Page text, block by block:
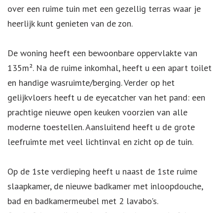
over een ruime tuin met een gezellig terras waar je
heerlijk kunt genieten van de zon.
De woning heeft een bewoonbare oppervlakte van
135m². Na de ruime inkomhal, heeft u een apart toilet
en handige wasruimte/berging. Verder op het
gelijkvloers heeft u de eyecatcher van het pand: een
prachtige nieuwe open keuken voorzien van alle
moderne toestellen. Aansluitend heeft u de grote
leefruimte met veel lichtinval en zicht op de tuin.
Op de 1ste verdieping heeft u naast de 1ste ruime
slaapkamer, de nieuwe badkamer met inloopdouche,
bad en badkamermeubel met 2 lavabo's.